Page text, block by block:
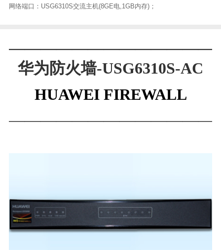
网络端口：USG6310S交流主机(8GE电,1GB内存)；
华为防火墙-USG6310S-AC
HUAWEI FIREWALL